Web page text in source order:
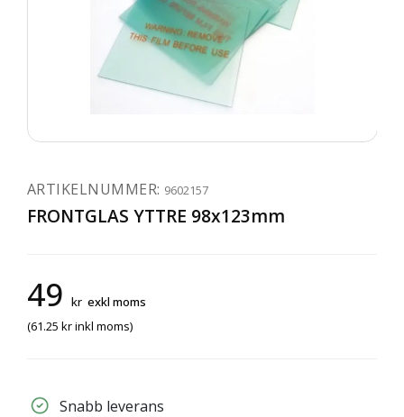
ARTIKELNUMMER: 9602157
FRONTGLAS YTTRE 98x123mm
49 kr exkl moms
(61.25 krinkl moms)
Snabb leverans